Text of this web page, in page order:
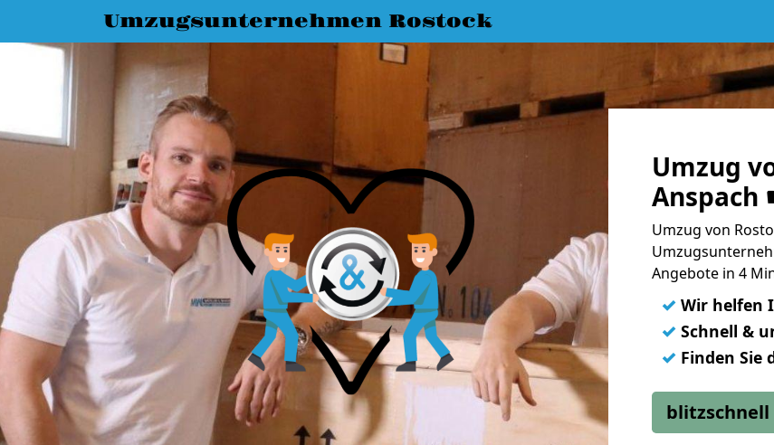
Umzugsunternehmen Rostock
Umzug
Anspach
Umzug von
Angebote in 4
✓ Wir helfen
✓ Schnell &
✓ Finden Sie